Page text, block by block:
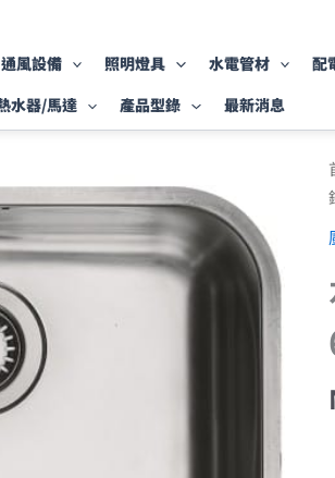
通風設備 照明燈具 水電管材 配
水器/馬達
產品型錄 最新消息